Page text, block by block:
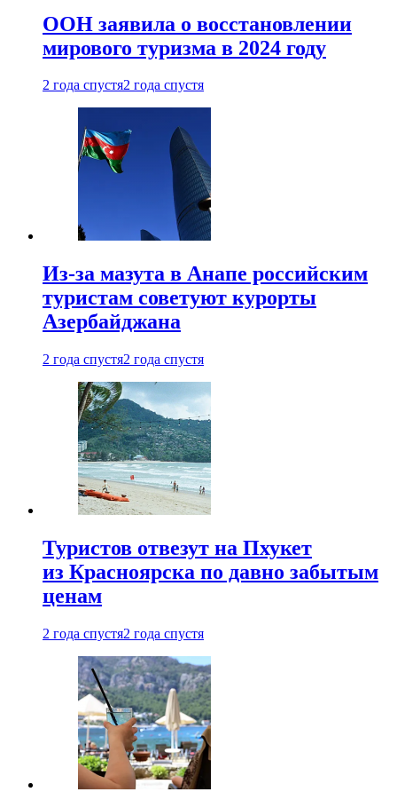
ООН заявила о восстановлении
мирового туризма в 2024 году
2 года спустя2 года спустя
Из-за мазута в Анапе российским
туристам советуют курорты
Азербайджана
2 года спустя2 года спустя
Туристов отвезут на Пхукет
из Красноярска по давно забытым
ценам
2 года спустя2 года спустя